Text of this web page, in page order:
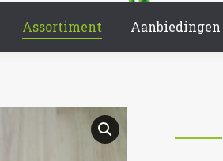
Assortiment Aanbiedingen